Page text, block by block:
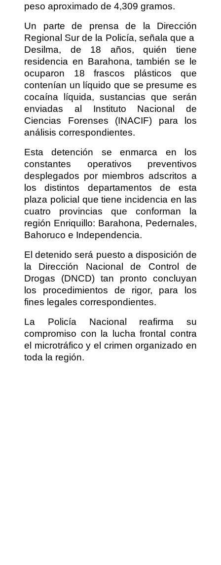
peso aproximado de 4,309 gramos.
Un parte de prensa de la Dirección
Regional Sur de la Policía, señala que a
Desilma, de 18 años, quién tiene
residencia en Barahona, también se le
ocuparon 18 frascos plásticos que
contenían un líquido que se presume es
cocaína líquida, sustancias que serán
enviadas al Instituto Nacional de
Ciencias Forenses (INACIF) para los
análisis correspondientes.
Esta detención se enmarca en los
constantes operativos preventivos
desplegados por miembros adscritos a
los distintos departamentos de esta
plaza policial que tiene incidencia en las
cuatro provincias que conforman la
región Enriquillo: Barahona, Pedernales,
Bahoruco e Independencia.
El detenido será puesto a disposición de
la Dirección Nacional de Control de
Drogas (DNCD) tan pronto concluyan
los procedimientos de rigor, para los
fines legales correspondientes.
La Policía Nacional reafirma su
compromiso con la lucha frontal contra
el microtráfico y el crimen organizado en
toda la región.